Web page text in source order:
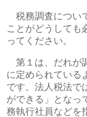
税務調査につい
ことがどうしても
ってください。
第１は、だれが
に定められている
です。法人税法で
ができる」となっ
務執行社員などを